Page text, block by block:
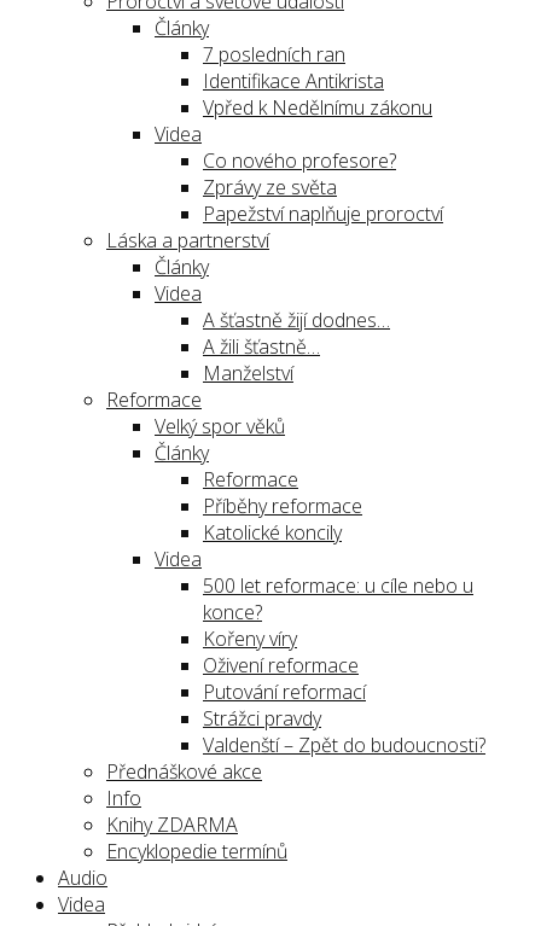
Články
7 posledních ran
Identifikace Antikrista
Vpřed k Nedělnímu zákonu
Videa
Co nového profesore?
Zprávy ze světa
Papežství naplňuje proroctví
Láska a partnerství
Články
Videa
A šťastně žijí dodnes…
A žili šťastně…
Manželství
Reformace
Velký spor věků
Články
Reformace
Příběhy reformace
Katolické koncily
Videa
500 let reformace: u cíle nebo u
konce?
Kořeny víry
Oživení reformace
Putování reformací
Strážci pravdy
Valdenští – Zpět do budoucnosti?
Přednáškové akce
Info
Knihy ZDARMA
Encyklopedie termínů
Audio
Videa